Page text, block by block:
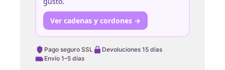
Ver cadenas y cordones →
Pago seguro SSL
Devoluciones 15 días
Envío 1–5 días